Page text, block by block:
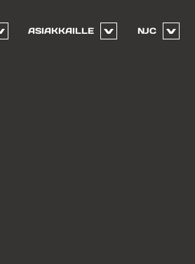
ASIAKKAILLE NJC